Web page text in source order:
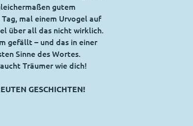
gutem
mal einem Urvogel auf
über all das nicht wirklich.
gefällt – und das in einer
Sinne des Wortes.
Träumer wie dich!
GESCHICHTEN!